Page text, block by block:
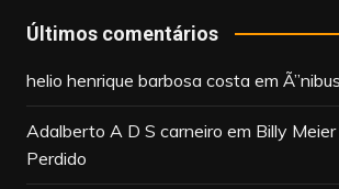
Últimos comentários
helio henrique barbosa costa em Ã”nibus
Adalberto A D S carneiro em Billy
Perdido